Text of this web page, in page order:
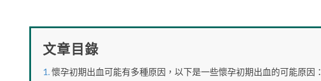
文章目錄
懷孕初期出血可能有多種原因，以下是一些懷孕初期出血的可能原因：